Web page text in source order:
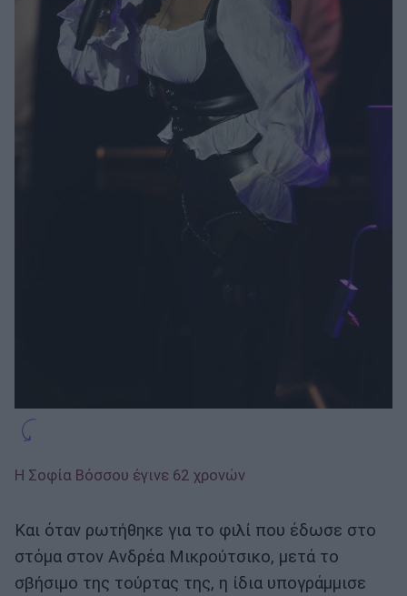
Η Σοφία Βόσσου έγινε 62 χρονών
Και όταν ρωτήθηκε για το φιλί που έδωσε στο
στόμα στον Ανδρέα Μικρούτσικο, μετά το
σβήσιμο της τούρτας της, η ίδια υπογράμμισε